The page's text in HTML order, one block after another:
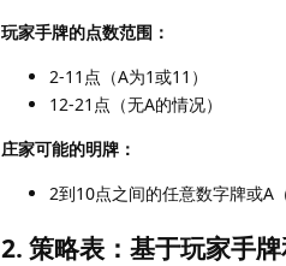
玩家手牌的点数范围：
2-11点（A为1或11）
12-21点（无A的情况）
庄家可能的明牌：
2到10点之间的任意数字牌或A
2. 策略表：基于玩家手